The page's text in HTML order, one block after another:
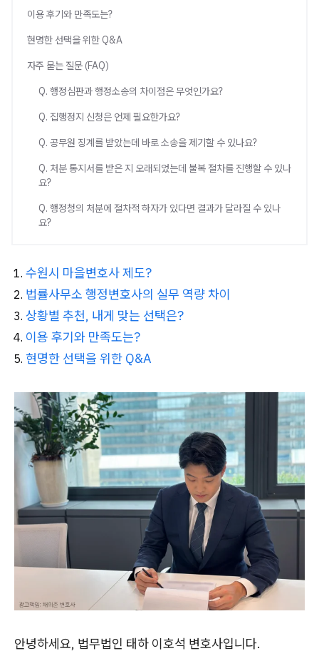
이용 후기와 만족도는?
현명한 선택을 위한 Q&A
자주 묻는 질문 (FAQ)
Q. 행정심판과 행정소송의 차이점은 무엇인가요?
Q. 집행정지 신청은 언제 필요한가요?
Q. 공무원 징계를 받았는데 바로 소송을 제기할 수 있나요?
Q. 처분 통지서를 받은 지 오래되었는데 불복 절차를 진행할 수 있나
요?
Q. 행정청의 처분에 절차적 하자가 있다면 결과가 달라질 수 있나
요?
수원시 마을변호사 제도?
법률사무소 행정변호사의 실무 역량 차이
상황별 추천, 내게 맞는 선택은?
이용 후기와 만족도는?
현명한 선택을 위한 Q&A
안녕하세요, 법무법인 태하 이호석 변호사입니다.